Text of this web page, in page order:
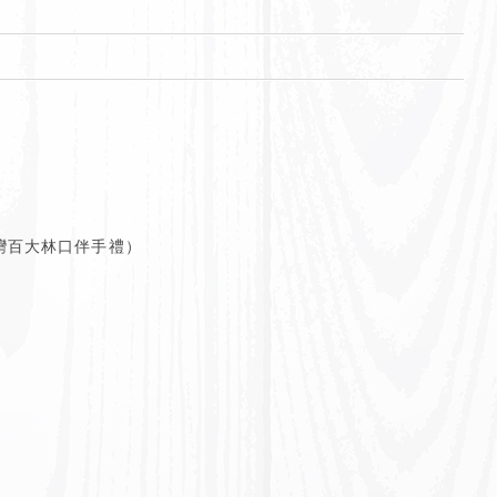
大林口伴手禮）